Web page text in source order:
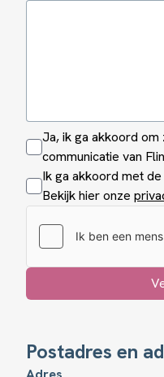
Ja, ik ga akkoord om
communicatie van
Ik ga akkoord met
Bekijk hier onze
Postadres en